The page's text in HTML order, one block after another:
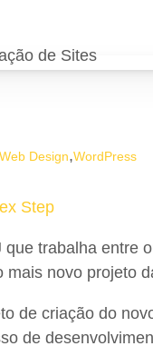
Web Design,WordPress
Step
trabalha entre
mais novo projeto
de criação do
de